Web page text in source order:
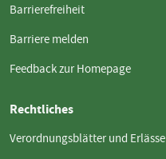
Barrierefreiheit
Barriere melden
Feedback zur Homepage
Rechtliches
Verordnungsblätter und Erlässe